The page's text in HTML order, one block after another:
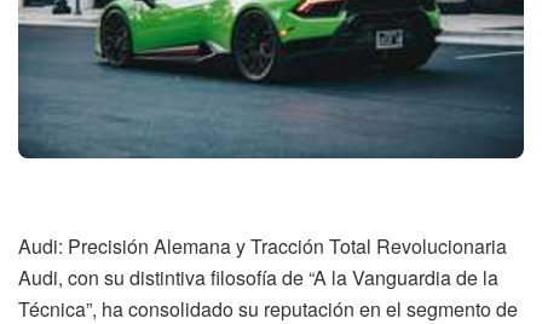
Audi: Precisión Alemana y Tracción Total Revolucionaria
Audi, con su distintiva filosofía de “A la Vanguardia de la
Técnica”, ha consolidado su reputación en el segmento de